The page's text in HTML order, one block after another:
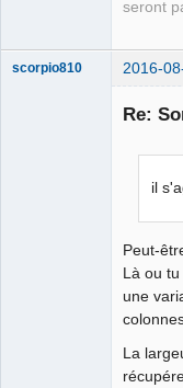
seront
scorpio810 2016-
Re:
il
Peut-
Là ou
une
La